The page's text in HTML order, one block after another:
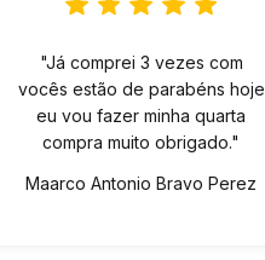
"Já comprei 3 vezes com
vocês estão de parabéns hoje
eu vou fazer minha quarta
compra muito obrigado."
Maarco Antonio Bravo Perez